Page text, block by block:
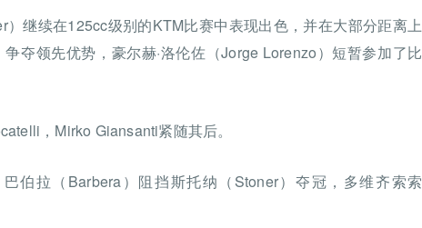
）继续在125cc级别的KTM比赛中表现出色，并在大部分距离上
夺领先优势，豪尔赫·洛伦佐（Jorge Lorenzo）短暂参加了比
，Mirko Giansanti紧随其后。
伯拉（Barbera）阻挡斯托纳（Stoner）夺冠，多维齐索索